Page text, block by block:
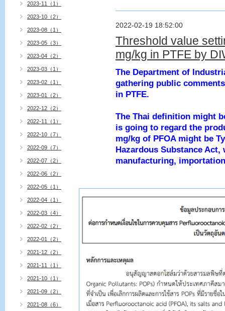
2022-02-19 18:52:00
Threshold value
mg/kg in PTFE by
The Department of
gathering public
in PTFE.
The Thai definition might
is going to regard the
mg/kg of PFOA might be
Hazardous Substance
manufacturing,
2023-11（1）
2023-10（2）
2023-08（1）
2023-05（3）
2023-04（2）
2023-03（1）
2023-02（1）
2023-01（2）
2022-12（2）
2022-11（1）
2022-10（7）
2022-09（7）
2022-07（2）
2022-06（2）
2022-05（1）
2022-04（1）
2022-03（4）
2022-02（2）
2022-01（2）
2021-12（2）
2021-11（1）
2021-10（1）
2021-09（2）
2021-08（6）